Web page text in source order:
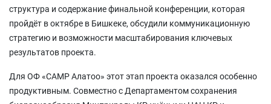
структура и содержание финальной конференции, которая
пройдёт в октябре в Бишкеке, обсудили коммуникационную
стратегию и возможности масштабирования ключевых
результатов проекта.
Для ОФ «САМР Алатоо» этот этап проекта оказался особенно
продуктивным. Совместно с Департаментом сохранения